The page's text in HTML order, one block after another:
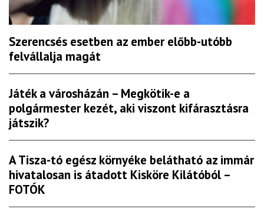
Szerencsés esetben az ember előbb-utóbb
felvállalja magát
Játék a városházán – Megkötik-e a
polgármester kezét, aki viszont kifárasztásra
játszik?
A Tisza-tó egész környéke belátható az immár
hivatalosan is átadott Kisköre Kilátóból –
FOTÓK